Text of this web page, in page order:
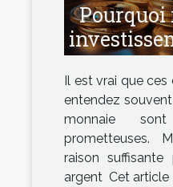
Pourquoi
cryptos
Il est vrai que ces
entendez
monnaie
prometteuses.
raison
argent Cet article